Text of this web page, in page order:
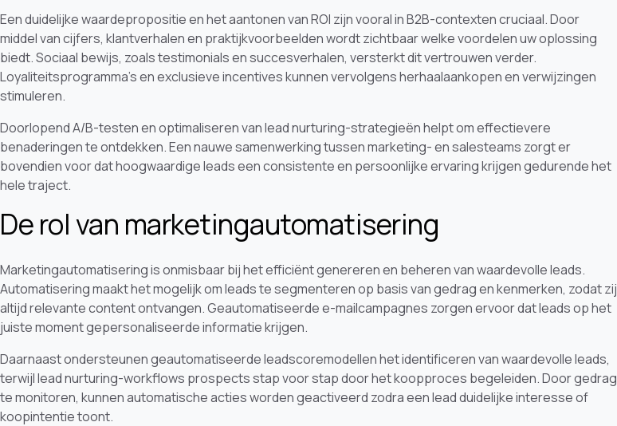
Een duidelijke waardepropositie en het aantonen van ROI zijn vooral in B2B-contexten cruciaal. Door
middel van cijfers, klantverhalen en praktijkvoorbeelden wordt zichtbaar welke voordelen uw oplossing
biedt. Sociaal bewijs, zoals testimonials en succesverhalen, versterkt dit vertrouwen verder.
Loyaliteitsprogramma’s en exclusieve incentives kunnen vervolgens herhaalaankopen en verwijzingen
stimuleren.
Doorlopend A/B-testen en optimaliseren van lead nurturing-strategieën helpt om effectievere
benaderingen te ontdekken. Een nauwe samenwerking tussen marketing- en salesteams zorgt er
bovendien voor dat hoogwaardige leads een consistente en persoonlijke ervaring krijgen gedurende het
hele traject.
De rol van marketingautomatisering
Marketingautomatisering is onmisbaar bij het efficiënt genereren en beheren van waardevolle leads.
Automatisering maakt het mogelijk om leads te segmenteren op basis van gedrag en kenmerken, zodat zij
altijd relevante content ontvangen. Geautomatiseerde e-mailcampagnes zorgen ervoor dat leads op het
juiste moment gepersonaliseerde informatie krijgen.
Daarnaast ondersteunen geautomatiseerde leadscoremodellen het identificeren van waardevolle leads,
terwijl lead nurturing-workflows prospects stap voor stap door het koopproces begeleiden. Door gedrag
te monitoren, kunnen automatische acties worden geactiveerd zodra een lead duidelijke interesse of
koopintentie toont.